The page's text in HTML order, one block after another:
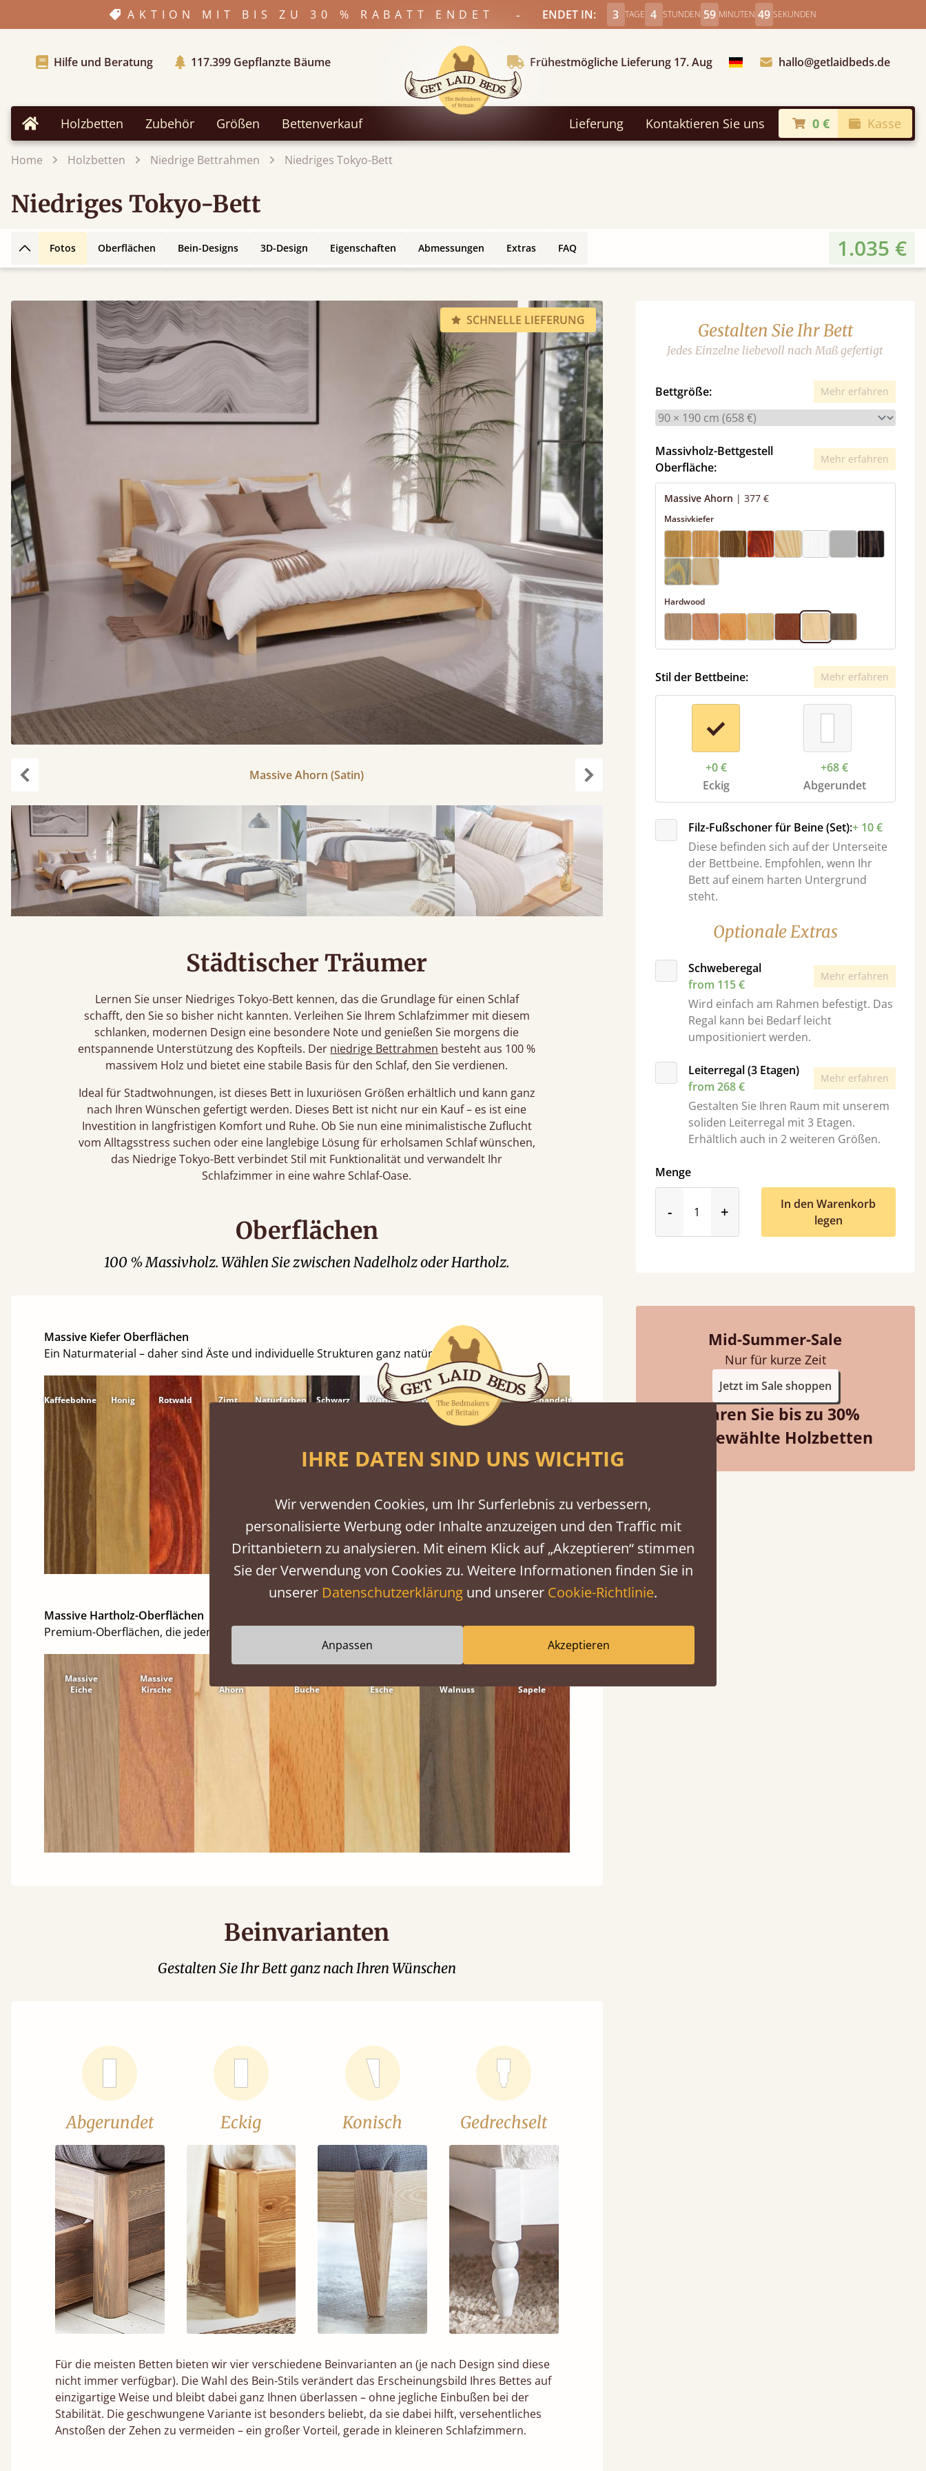
AKTION MIT BIS ZU 30 % RABATT ENDET - ENDET IN: 3 TAGE 4 STUNDEN 59 MINUTEN 47 SEKUNDEN
Hilfe und Beratung 117.399 Gepflanzte Bäume Frühestmögliche Lieferung 17. Aug Land auswählenhallo@getlaidbeds.de
Home Holzbetten Zubehör Größen Bettenverkauf Lieferung Kontaktieren Sie uns 0 € Kasse
Home Holzbetten Niedrige Bettrahmen Niedriges Tokyo-Bett
Niedriges Tokyo-Bett
Zurück nach oben
Fotos Oberflächen Bein-Designs 3D-Design Eigenschaften Abmessungen Extras FAQ 1.035 €
SCHNELLE LIEFERUNG
Massive Ahorn (Satin)
Städtischer Träumer
Lernen Sie unser Niedriges Tokyo-Bett kennen, das die Grundlage für einen Schlaf
schafft, den Sie so bisher nicht kannten. Verleihen Sie Ihrem Schlafzimmer mit diesem
schlanken, modernen Design eine besondere Note und genießen Sie morgens die
entspannende Unterstützung des Kopfteils. Der niedrige Bettrahmen besteht aus 100 %
massivem Holz und bietet eine stabile Basis für den Schlaf, den Sie verdienen.
Ideal für Stadtwohnungen, ist dieses Bett in luxuriösen Größen erhältlich und kann ganz
nach Ihren Wünschen gefertigt werden. Dieses Bett ist nicht nur ein Kauf – es ist eine
Investition in langfristigen Komfort und Ruhe. Ob Sie nun eine minimalistische Zuflucht
vom Alltagsstress suchen oder eine langlebige Lösung für erholsamen Schlaf wünschen,
das Niedrige Tokyo-Bett verbindet Stil mit Funktionalität und verwandelt Ihr
Schlafzimmer in eine wahre Schlaf-Oase.
Gestalten Sie Ihr Bett
Jedes Einzelne liebevoll nach Maß gefertigt
Bettgröße: Mehr erfahren
Massivholz-Bettgestell
Oberfläche:
Mehr erfahren
Massive Ahorn | 377 €
Massivkiefer
Hardwood
Stil der Bettbeine: Mehr erfahren
+0 €
Eckig
+68 €
Abgerundet
Filz-Fußschoner für Beine (Set):+ 10 €
Diese befinden sich auf der Unterseite
der Bettbeine. Empfohlen, wenn Ihr
Bett auf einem harten Untergrund
steht.
Optionale Extras
Schweberegal
from 115 €
Mehr erfahren
Wird einfach am Rahmen befestigt. Das
Regal kann bei Bedarf leicht
umpositioniert werden.
Leiterregal (3 Etagen)
from 268 €
Mehr erfahren
Gestalten Sie Ihren Raum mit unserem
soliden Leiterregal mit 3 Etagen.
Erhältlich auch in 2 weiteren Größen.
Menge
-product_form.decrease
+product_form.increase
In den Warenkorb
legen
Mid-Summer-Sale
Nur für kurze Zeit
Jetzt im Sale shoppen
Sparen Sie bis zu 30%
Ausgewählte Holzbetten
Oberflächen
100 % Massivholz. Wählen Sie zwischen Nadelholz oder Hartholz.
Massive Kiefer Oberflächen
Ein Naturmaterial – daher sind Äste und individuelle Strukturen ganz natürlich.
Kaffeebohne Honig Rotwald Zimt Naturfarben
Schwarz
Warmes
Warmes
Grau
Grau
lasierte
Unbehandelt
Massive Hartholz-Oberflächen
Premium-Oberflächen, die jeden Raum perfekt ergänzen.
Massive
Eiche
Massive
Kirsche
Ahorn
Buche
Esche
Walnuss
Sapele
Beinvarianten
Gestalten Sie Ihr Bett ganz nach Ihren Wünschen
Abgerundet Eckig Konisch Gedrechselt
Für die meisten Betten bieten wir vier verschiedene Beinvarianten an (je nach Design sind diese
nicht immer verfügbar). Die Wahl des Bein-Stils verändert das Erscheinungsbild Ihres Bettes auf
einzigartige Weise und bleibt dabei ganz Ihnen überlassen – ohne jegliche Einbußen bei der
Stabilität. Die geschwungene Variante ist besonders beliebt, da sie dabei hilft, versehentliches
Anstoßen der Zehen zu vermeiden – ein großer Vorteil, gerade in kleineren Schlafzimmern.
IHRE DATEN SIND UNS WICHTIG
Wir verwenden Cookies, um Ihr Surferlebnis zu verbessern,
personalisierte Werbung oder Inhalte anzuzeigen und den Traffic mit
Drittanbietern zu analysieren. Mit einem Klick auf „Akzeptieren“ stimmen
Sie der Verwendung von Cookies zu. Weitere Informationen finden Sie in
unserer Datenschutzerklärung und unserer Cookie-Richtlinie.
Anpassen Akzeptieren